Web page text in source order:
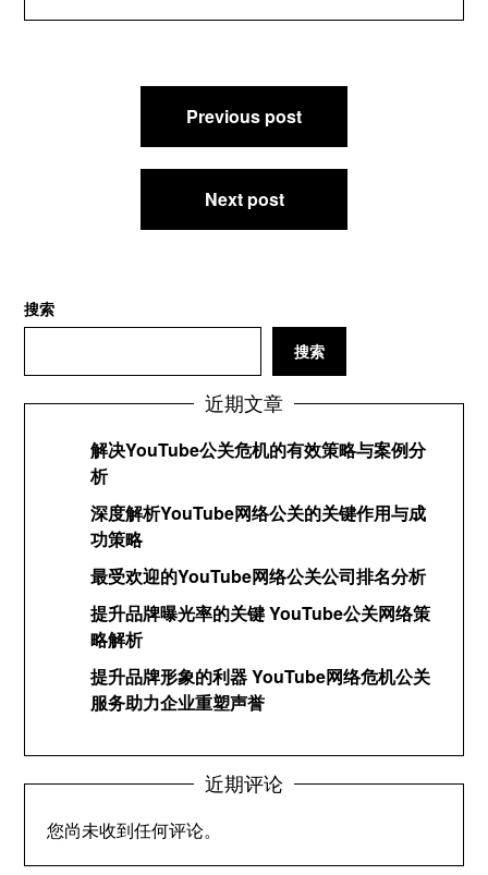
Previous post
Next post
搜索
搜索
近期文章
解决YouTube公关危机的有效策略与案例分
析
深度解析YouTube网络公关的关键作用与成
功策略
最受欢迎的YouTube网络公关公司排名分析
提升品牌曝光率的关键 YouTube公关网络策
略解析
提升品牌形象的利器 YouTube网络危机公关
服务助力企业重塑声誉
近期评论
您尚未收到任何评论。